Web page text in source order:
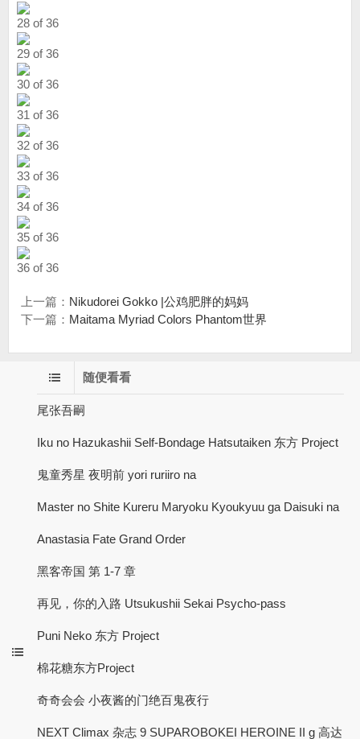
28 of 36
29 of 36
30 of 36
31 of 36
32 of 36
33 of 36
34 of 36
35 of 36
36 of 36
上一篇： Nikudorei Gokko |公鸡肥胖的妈妈
下一篇： Maitama Myriad Colors Phantom世界
随便看看
尾张吾嗣
Iku no Hazukashii Self-Bondage Hatsutaiken 东方 Project
鬼童秀星 夜明前 yori ruriiro na
Master no Shite Kureru Maryoku Kyoukyuu ga Daisuki na
Anastasia Fate Grand Order
黑客帝国 第 1-7 章
再见，你的入路 Utsukushii Sekai Psycho-pass
Puni Neko 东方 Project
棉花糖东方Project
奇奇会会 小夜酱的门绝百鬼夜行
NEXT Climax 杂志 9 SUPAROBOKEI HEROINE II g 高达